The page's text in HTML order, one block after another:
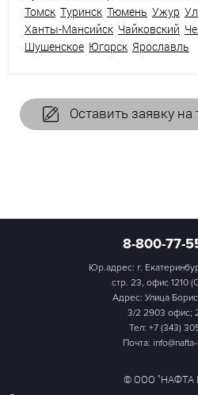
Томск Туринск Тюмень Ужур
Ханты-Мансийск Чайковский
Шушенское Югорск Ярославль
Оставить заявку
8-800-77-
Юр.адрес: г.
стр. 23, офис 1210
Адрес: Улица
3/2 2903 офис;
Тел: +7 (343)
Почта:
© ООО "НАФТА